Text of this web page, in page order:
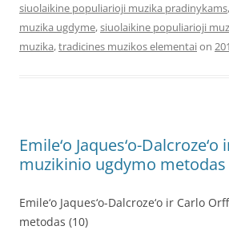
siuolaikine populiarioji muzika pradinykams,
muzika ugdyme,siuolaikine populiarioji
muzika,tradicines muzikos elementaion
Emile‘o Jaques‘o-
muzikinio ugdymo metodas
Emile‘o Jaques‘o-Dalcroze‘o ir Carlo
metodas (10)